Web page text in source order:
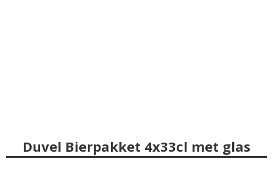
Duvel Bierpakket 4x33cl met glas